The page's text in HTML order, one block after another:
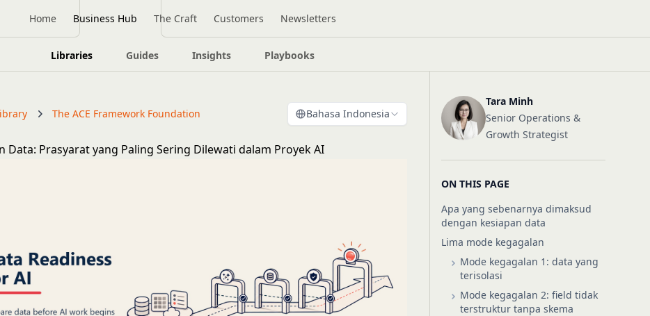
Home Business Hub The Craft Customers Newsletters
Libraries Guides Insights Playbooks
The ACE Framework Foundation Bahasa Indonesia
Data: Prasyarat yang Paling Sering Dilewati dalam Proyek AI
Tara Minh
Senior Operations &
Growth Strategist
ON THIS PAGE
Apa yang sebenarnya dimaksud
dengan kesiapan data
Lima mode kegagalan
Mode kegagalan 1: data yang
terisolasi
Mode kegagalan 2: field tidak
terstruktur tanpa skema